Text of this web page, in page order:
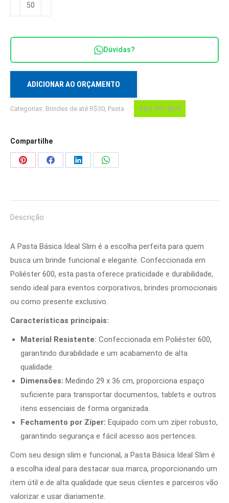
Básica
Slim
4019
quantidade
Dúvidas?
ADICIONAR AO ORÇAMENTO
Categorias: Brindes de até R$30, Pasta SKU: PC 4019
Compartilhe
Share
Share
Share
Share
Descrição
A Pasta Básica Ideal Slim é a escolha perfeita para quem
busca um brinde funcional e elegante. Confeccionada em
Poliéster 600, esta pasta oferece praticidade e durabilidade,
sendo ideal para eventos corporativos, brindes promocionais
ou como presente exclusivo.
Características principais:
Material Resistente: Confeccionada em Poliéster 600,
garantindo durabilidade e um acabamento de alta
qualidade.
Dimensões: Medindo 29 x 36 cm, proporciona espaço
suficiente para transportar documentos, tablets e outros
itens essenciais de forma organizada.
Fechamento por Zíper: Equipado com um zíper robusto,
garantindo segurança e fácil acesso aos pertences.
Com seu design slim e funcional, a Pasta Básica Ideal Slim é
a escolha ideal para destacar sua marca, proporcionando um
item útil e de alta qualidade que seus clientes e parceiros vão
valorizar e usar diariamente.